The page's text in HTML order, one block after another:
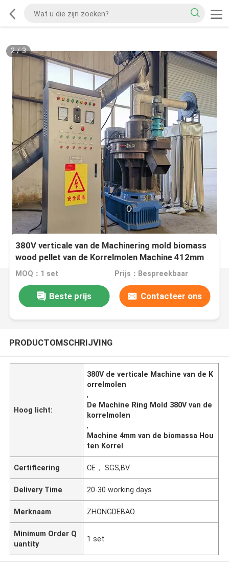
2/3
380V verticale van de Machinering mold biomass
wood pellet van de Korrelmolen Machine 412mm
MOQ：1 set Prijs：Bespreekbaar
Beste prijs Contacteer ons
PRODUCTOMSCHRIJVING
Hoog licht:
380V de verticale Machine van de K
orrelmolen
,
De Machine Ring Mold 380V van de
korrelmolen
,
Machine 4mm van de biomassa Hou
ten Korrel
Certificering CE， SGS,BV
Delivery Time 20-30 working days
Merknaam ZHONGDEBAO
Minimum Order Q
uantity
1 set